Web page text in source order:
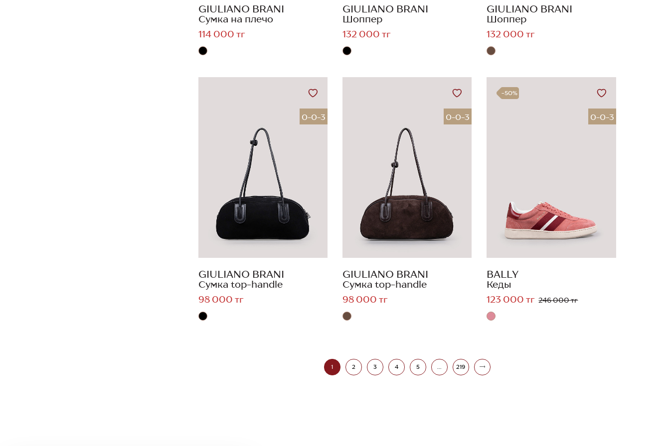
GIULIANO BRANI
Сумка на плечо
114 000 тг
GIULIANO BRANI
Шоппер
132 000 тг
GIULIANO BRANI
Шоппер
132 000 тг
0-0-3
GIULIANO BRANI
Сумка top-handle
98 000 тг
0-0-3
GIULIANO BRANI
Сумка top-handle
98 000 тг
-50%
0-0-3
BALLY
Кеды
123 000 тг 246 000 тг
1 2 3 4 5 219